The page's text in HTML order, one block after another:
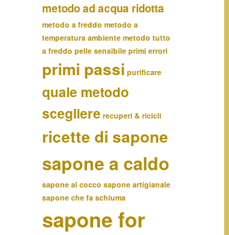
metodo ad acqua ridotta
metodo a freddo metodo a
temperatura ambiente metodo tutto
a freddo pelle sensibile primi errori
primi passi purificare
quale metodo
scegliere recuperi & ricicli
ricette di sapone
sapone a caldo
sapone al cocco sapone artigianale
sapone che fa schiuma
sapone for